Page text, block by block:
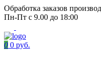
Обработка заказов
Пн-Пт с 9.00 до 18:00
0 0 руб.